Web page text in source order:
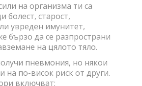
на организма ти са
болест, старост,
увреден имунитет,
бързо да се разпространи
на цялото тяло.
пневмония, но някои
на по-висок риск от други.
включват: